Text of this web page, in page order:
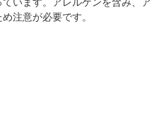
注意が必要です。